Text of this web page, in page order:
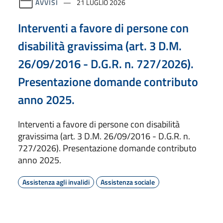
Interventi a favore di persone con
disabilità gravissima (art. 3 D.M.
26/09/2016 - D.G.R. n. 727/2026).
Presentazione domande contributo
anno 2025.
Interventi a favore di persone con disabilità
gravissima (art. 3 D.M. 26/09/2016 - D.G.R. n.
727/2026). Presentazione domande contributo
anno 2025.
Assistenza agli invalidi Assistenza sociale